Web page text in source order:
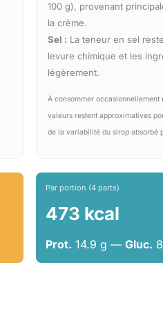
100 g), provenant
la crème.
Sel : La teneur en sel
levure chimique et les
légèrement.
À consommer occasionnellement
valeurs restent approximatives
de la variabilité du sirop absorbé
Par portion (4 parts)
473 kcal
Prot. 14.9 g —Gluc.